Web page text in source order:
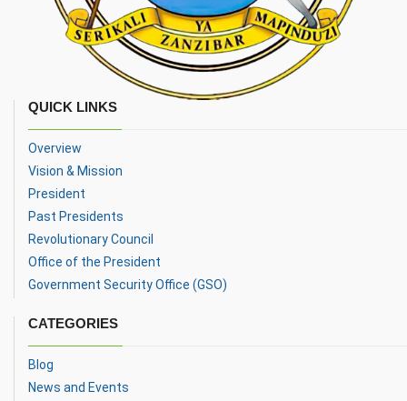
QUICK LINKS
Overview
Vision & Mission
President
Past Presidents
Revolutionary Council
Office of the President
Government Security Office (GSO)
CATEGORIES
Blog
News and Events